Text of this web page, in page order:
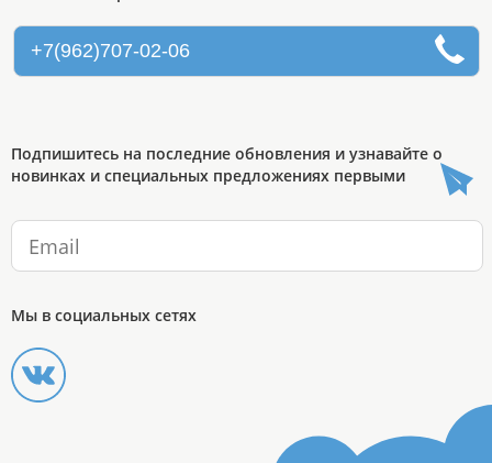
+7(962)707-02-06
Подпишитесь на последние обновления и узнавайте о
новинках и специальных предложениях первыми
Мы в социальных сетях